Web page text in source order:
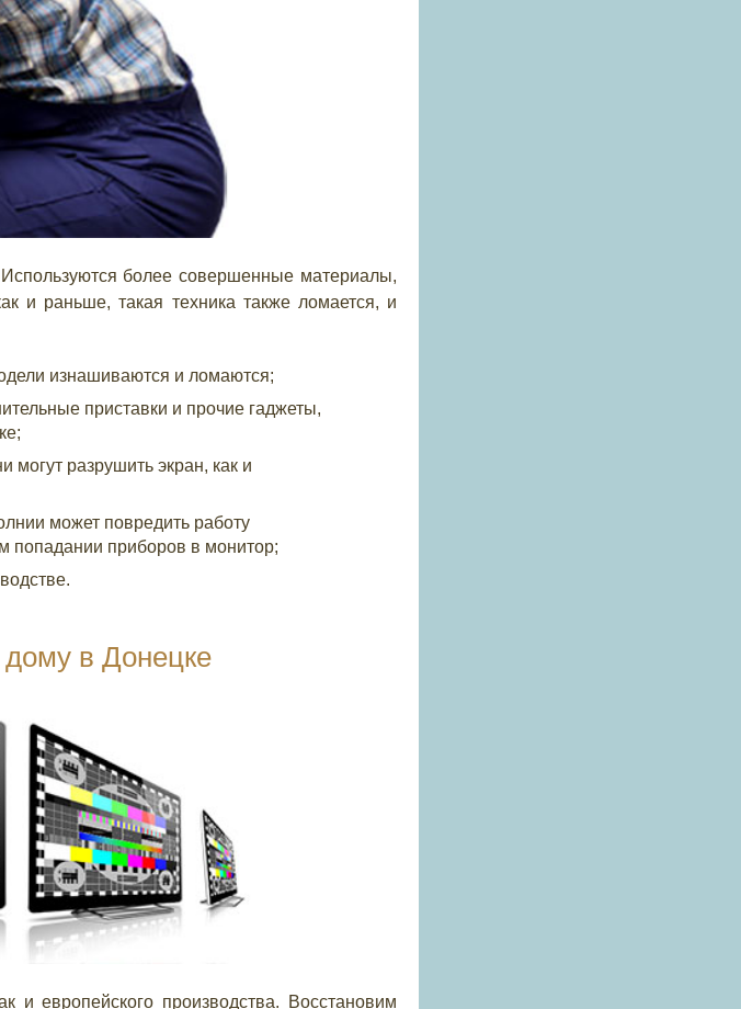
более совершенные материалы,
и раньше, такая техника также ломается, и
изнашиваются и ломаются;
приставки и прочие гаджеты,
разрушить экран, как и
может повредить работу
попадании приборов в монитор;
в Донецке
и европейского производства. Восстановим